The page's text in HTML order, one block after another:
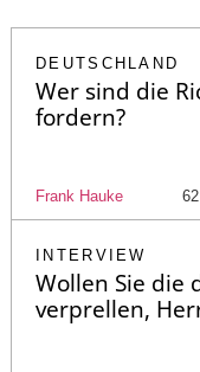
DEUTSCHLAND
Wer sind die
fordern?
Frank Hauke 62
INTERVIEW
Wollen Sie die
verprellen,